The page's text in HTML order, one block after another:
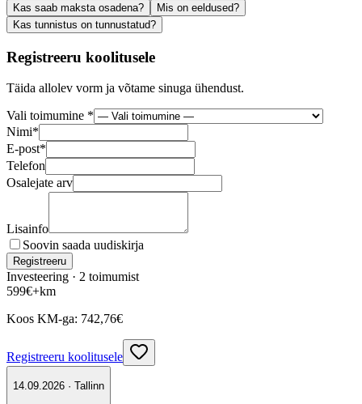
Kas saab maksta osadena?
Mis on eeldused?
Kas tunnistus on tunnustatud?
Registreeru koolitusele
Täida allolev vorm ja võtame sinuga ühendust.
Vali toimumine *
Nimi*
E-post*
Telefon
Osalejate arv
Lisainfo
Soovin saada uudiskirja
Registreeru
Investeering · 2 toimumist
599€+km
Koos KM-ga: 742,76€
Registreeru koolitusele
14.09.2026 · Tallinn